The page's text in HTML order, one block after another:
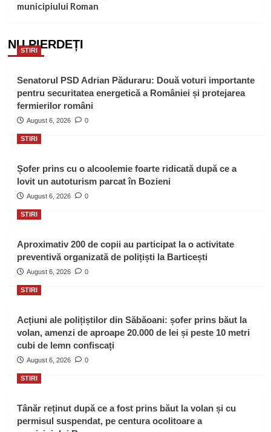
municipiului Roman
NU PIERDEȚI
STIRI
Senatorul PSD Adrian Păduraru: Două voturi importante
pentru securitatea energetică a României și protejarea
fermierilor români
August 6, 2026 0
STIRI
Șofer prins cu o alcoolemie foarte ridicată după ce a
lovit un autoturism parcat în Bozieni
August 6, 2026 0
STIRI
Aproximativ 200 de copii au participat la o activitate
preventivă organizată de polițiști la Barticești
August 6, 2026 0
STIRI
Acțiuni ale polițiștilor din Săbăoani: șofer prins băut la
volan, amenzi de aproape 20.000 de lei și peste 10 metri
cubi de lemn confiscați
August 6, 2026 0
STIRI
Tânăr reținut după ce a fost prins băut la volan și cu
permisul suspendat, pe centura ocolitoare a